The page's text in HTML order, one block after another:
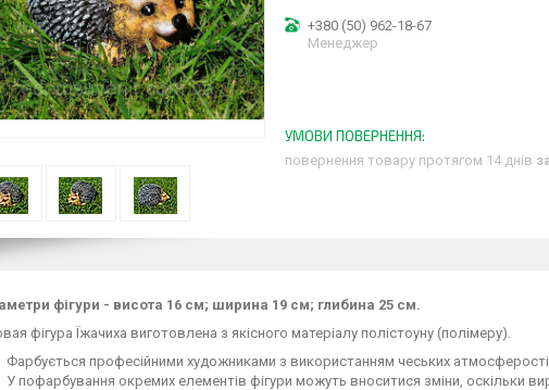
+380 (50) 962-18-67
Менеджер
повернення товару протягом 14 днів
фігури - висота 16 см; ширина 19 см; глибина 25 см.
фігура Їжачиха виготовлена з якісного матеріалу полістоуну (полімеру).
Фарбується професійними художниками з використанням чеських
У пофарбування окремих елементів фігури можуть вноситися зміни, оскільки